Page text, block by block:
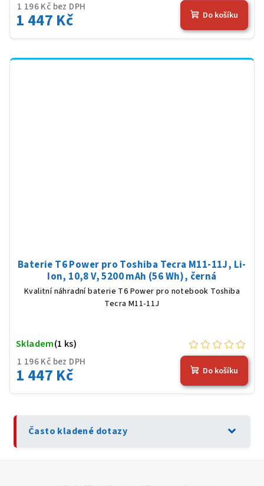
1 196 Kč bez DPH
1 447 Kč Do košíku
Baterie T6 Power pro Toshiba Tecra M11-11J, Li-
Ion, 10,8 V, 5200 mAh (56 Wh), černá
Kvalitní náhradní baterie T6 Power pro notebook Toshiba
Tecra M11-11J
1 196 Kč bez DPH
1 447 Kč
Skladem(1 ks)
Do košíku
Často kladené dotazy expand_more